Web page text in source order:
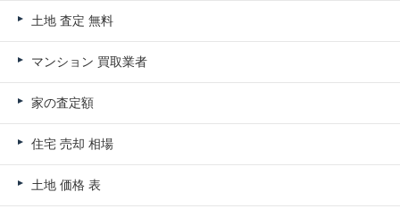
土地 査定 無料
マンション 買取業者
家の査定額
住宅 売却 相場
土地 価格 表